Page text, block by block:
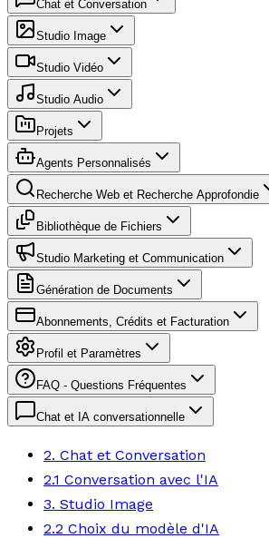
Chat et Conversation
Studio Image
Studio Vidéo
Studio Audio
Projets
Agents Personnalisés
Recherche Web et Recherche Approfondie
Bibliothèque de Fichiers
Studio Marketing et Communication
Génération de Documents
Abonnements, Crédits et Facturation
Profil et Paramètres
FAQ - Questions Fréquentes
Chat et IA conversationnelle
2. Chat et Conversation
2.1 Conversation avec l'IA
3. Studio Image
2.2 Choix du modèle d'IA